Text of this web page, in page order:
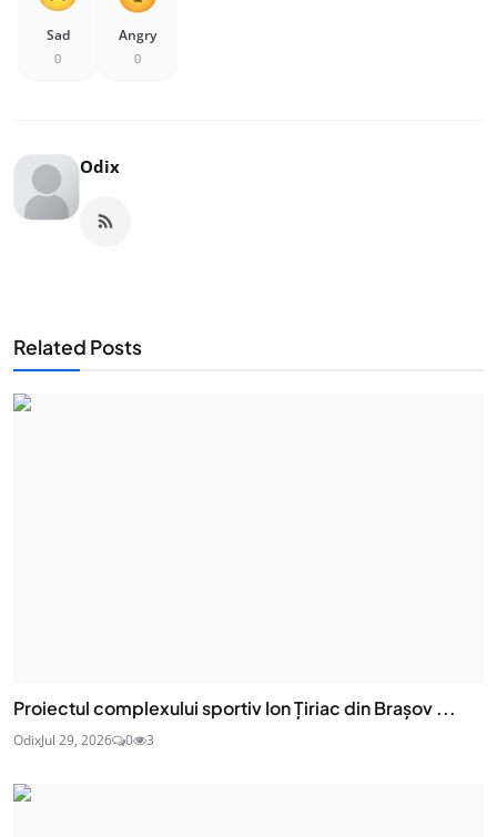
Sad
0
Angry
0
Odix
Related Posts
Proiectul complexului sportiv Ion Țiriac din Brașov ...
OdixJul 29, 2026 0 3